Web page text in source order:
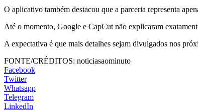
O aplicativo também destacou que a parceria representa
Até o momento, Google e CapCut não explicaram
A expectativa é que mais detalhes sejam divulgados nos
FONTE/CRÉDITOS: noticiasaominuto
Facebook
Twitter
Whatsapp
Telegram
LinkedIn